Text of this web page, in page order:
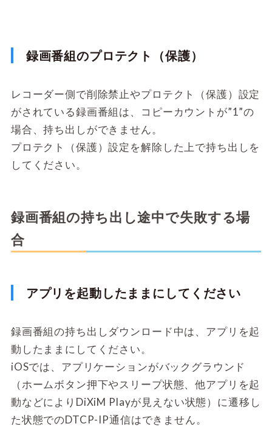
録画番組のプロテクト（保護）
レコーダー側で削除禁止やプロテクト（保護）設定
がされている録画番組は、コピーカウントが”1”の
場合、持ち出しができません。
プロテクト（保護）設定を解除した上で持ち出しを
してください。
録画番組の持ち出し途中で失敗する場
合
アプリを起動したままにしてください
録画番組の持ち出しダウンロード中は、アプリを起
動したままにしてください。
iOSでは、アプリケーションがバックグラウンド
（ホームボタン押下やスリープ状態、他アプリを起
動などによりDiXiM Playが見えない状態）に遷移し
た状態でのDTCP-IP通信はできません。